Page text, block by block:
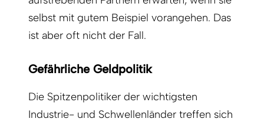
selbst mit gutem Beispiel vorangehen. Das
ist aber oft nicht der Fall.
Gefährliche Geldpolitik
Die Spitzenpolitiker der wichtigsten
Industrie- und Schwellenländer treffen sich